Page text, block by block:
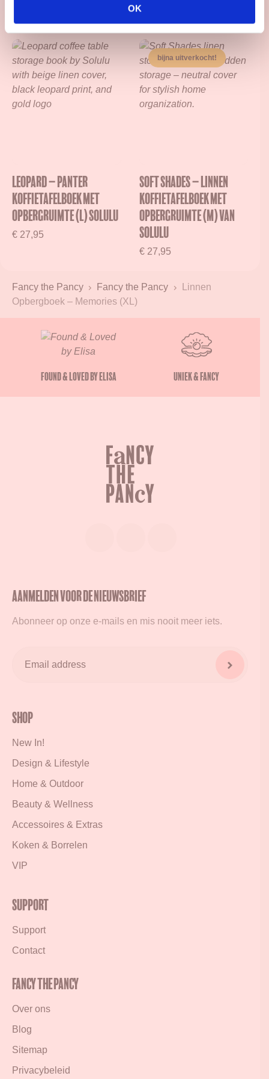
OK
• Tijdloos en rustig design
• Verborgen opbergruimte voor foto’s, brieven en
kleine items
• Betekenisvol cadeau voor bijzondere momenten
Styling tip
Leg het op een nachtkastje, dressoir of in een
€
Leopard – Panter
koffietafelboek met
opbergruimte (L) Solulu
€ 27,95
bijna uitverkocht!
Soft Shades – Linnen
koffietafelboek met
opbergruimte (M) van
Solulu
€27,95
Fancy the Pancy Fancy the Pancy
Linnen
Opbergboek – Memories (XL)
Found & Loved by Elisa Uniek & Fancy
Aanmelden voor de nieuwsbrief
Abonneer op onze e-mails en mis nooit meer iets.
Shop
New In!
Design & Lifestyle
Home & Outdoor
Beauty & Wellness
Accessoires & Extras
Koken & Borrelen
VIP
Support
Support
Contact
Fancy the Pancy
Over ons
Blog
Sitemap
Privacybeleid